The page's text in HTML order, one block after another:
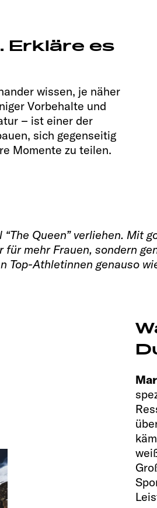
Erkläre es
wissen, je näher
Vorbehalte und
– ist einer der
sich gegenseitig
Momente zu teilen.
Queen” verliehen. Mit
mehr Frauen, sondern
Top-Athletinnen genauso